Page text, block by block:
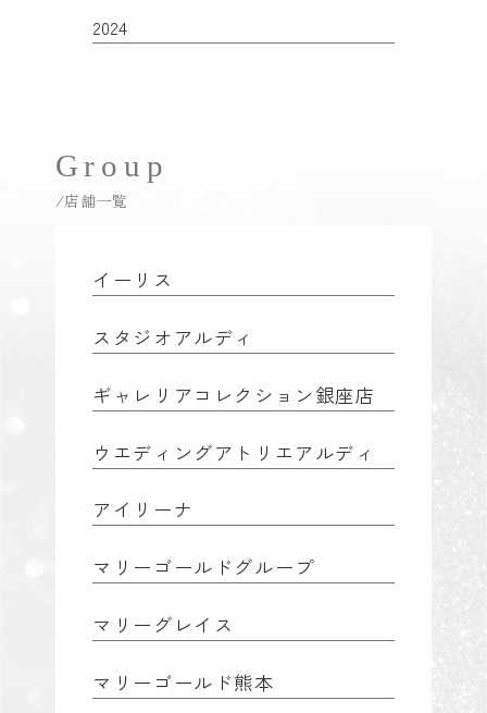
2024
Group
/店舗一覧
イーリス
スタジオアルディ
ギャレリアコレクション銀座店
ウエディングアトリエアルディ
アイリーナ
マリーゴールドグループ
マリーグレイス
マリーゴールド熊本